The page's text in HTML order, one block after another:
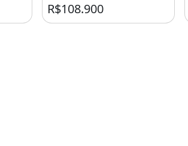
R$108.900